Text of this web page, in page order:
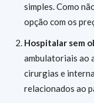
simples. Como
opção com os
Hospitalar sem
ambulatoriais ao
cirurgias e
relacionados ao